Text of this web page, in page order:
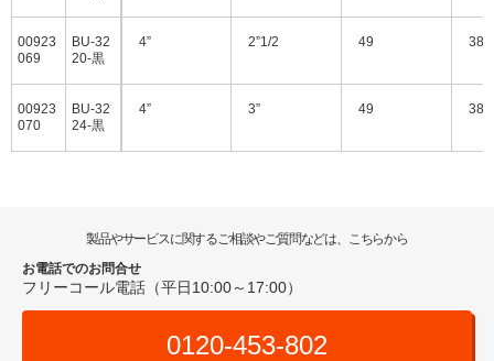
00923
069
BU-32
20-黒
00923
070
BU-32
24-黒
4” 2”1/2 49 38
4” 3” 49 38
製品やサービスに関するご相談やご質問などは、こちらから
お電話でのお問合せ
フリーコール電話（平日10:00～17:00）
0120-453-802